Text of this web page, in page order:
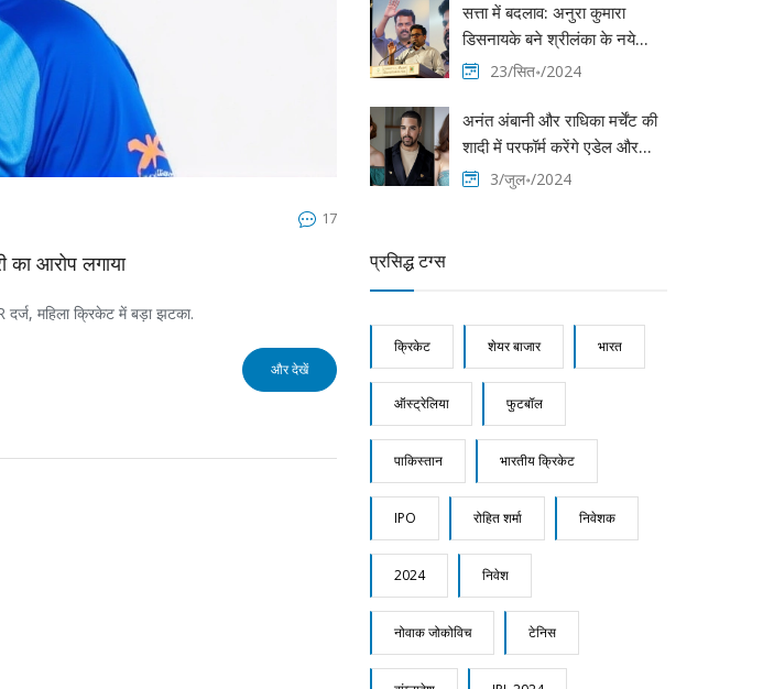
17
आरोप लगाया
महिला क्रिकेट में बड़ा झटका.
और देखें
सत्ता में बदलाव: अनुरा कुमारा
डिसनायके बने श्रीलंका के नये
राष्ट्रपति23/सित॰/2024
अनंत अंबानी और राधिका मर्चेंट की
शादी में परफॉर्म करेंगे एडेल और
ड्रेक3/जुल॰/2024
प्रसिद्ध टग्स
क्रिकेट शेयर बाजार भारत
ऑस्ट्रेलिया फुटबॉल
पाकिस्तान भारतीय क्रिकेट
IPO रोहित शर्मा निवेशक
2024 निवेश
नोवाक जोकोविच टेनिस